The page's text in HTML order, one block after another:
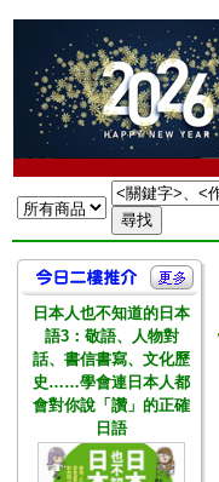
日本人也不知道的日本
語3：敬語、人物對
話、書信書寫、文化歷
史……學會連日本人都
會對你說「讚」的正確
日語